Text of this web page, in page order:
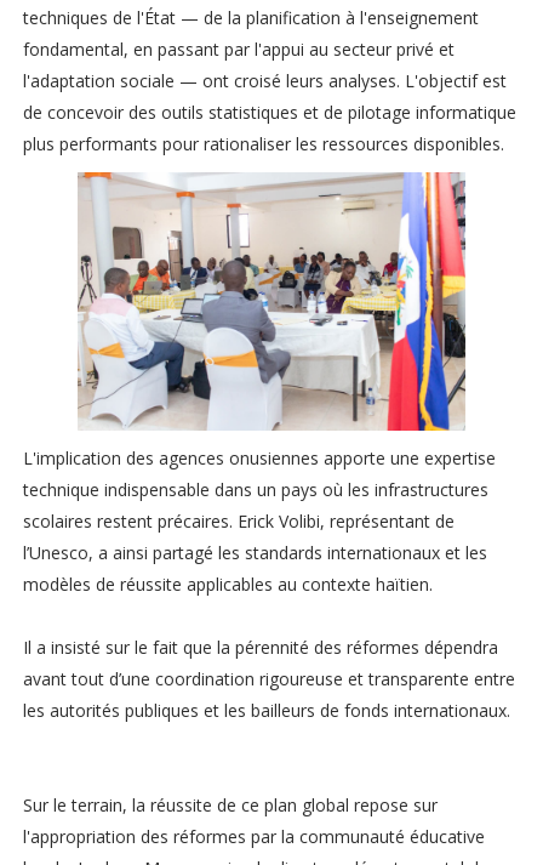
techniques de l'État — de la planification à l'enseignement
fondamental, en passant par l'appui au secteur privé et
l'adaptation sociale — ont croisé leurs analyses. L'objectif est
de concevoir des outils statistiques et de pilotage informatique
plus performants pour rationaliser les ressources disponibles.
L'implication des agences onusiennes apporte une expertise
technique indispensable dans un pays où les infrastructures
scolaires restent précaires. Erick Volibi, représentant de
l’Unesco, a ainsi partagé les standards internationaux et les
modèles de réussite applicables au contexte haïtien.
Il a insisté sur le fait que la pérennité des réformes dépendra
avant tout d’une coordination rigoureuse et transparente entre
les autorités publiques et les bailleurs de fonds internationaux.
Sur le terrain, la réussite de ce plan global repose sur
l'appropriation des réformes par la communauté éducative